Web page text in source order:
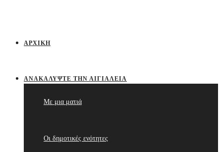
ΑΡΧΙΚΉ
ΑΝΑΚΑΛΎΨΤΕ ΤΗΝ ΑΙΓΙΆΛΕΙΑ
Με μια ματιά
Οι δημοτικές ενότητες